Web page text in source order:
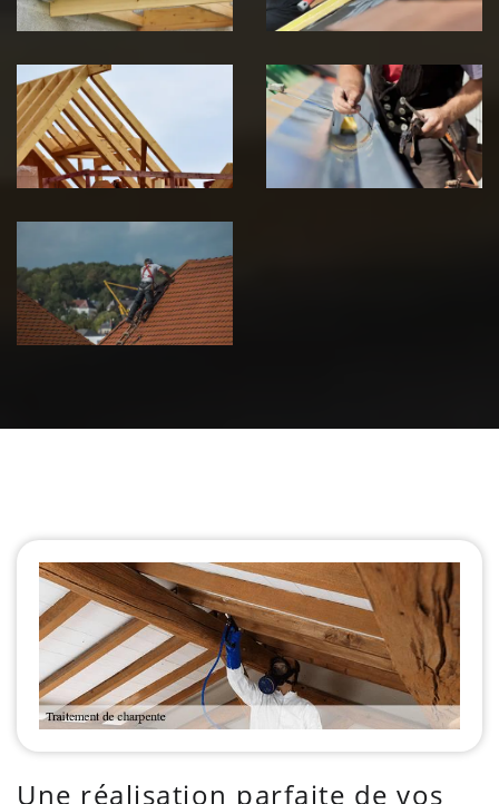
Traitement de
charpente 39
Jura
Travaux de
zinguerie 39
Jura
Urgence fuite
de toiture 39
Jura
Une réalisation parfaite de vos